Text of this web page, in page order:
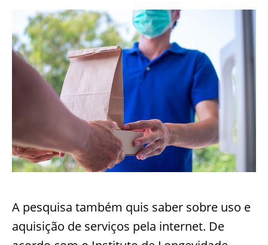
A pesquisa também quis saber sobre uso e
aquisição de serviços pela internet. De